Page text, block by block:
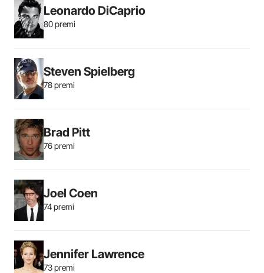
Leonardo DiCaprio
80 premi
Steven Spielberg
78 premi
Brad Pitt
76 premi
Joel Coen
74 premi
Jennifer Lawrence
73 premi